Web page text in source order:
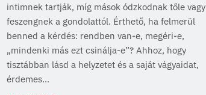
intimnek tartják, míg mások ódzkodnak tőle vagy
feszengnek a gondolattól. Érthető, ha felmerül
benned a kérdés: rendben van-e, megéri-e,
„mindenki más ezt csinálja-e”? Ahhoz, hogy
tisztábban lásd a helyzetet és a saját vágyaidat,
érdemes...